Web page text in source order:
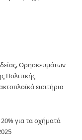
Θρησκευμάτων
Πολιτικής
εισιτήρια
για τα οχήματά